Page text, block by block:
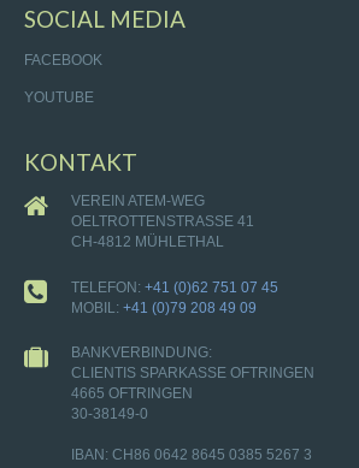
SOCIAL MEDIA
FACEBOOK
YOUTUBE
KONTAKT
VEREIN ATEM-WEG
OELTROTTENSTRASSE 41
CH-4812 MÜHLETHAL
TELEFON: +41 (0)62 751 07 45
MOBIL: +41 (0)79 208 49 09
BANKVERBINDUNG:
CLIENTIS SPARKASSE OFTRINGEN
4665 OFTRINGEN
30-38149-0
IBAN: CH86 0642 8645 0385 5267 3